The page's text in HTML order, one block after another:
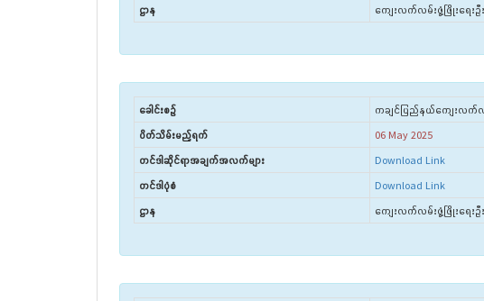
ဌာန
ကျေးလက်လမ်းဖွံ့ဖြိုးရေးဦး
ခေါင်းစဉ်
ကချင်ပြည်နယ်ကျေးလက်လ
ပိတ်သိမ်းမည့်ရက်
06 May 2025
တင်ဒါဆိုင်ရာအချက်အလက်များ
Download Link
တင်ဒါပုံစံ
Download Link
ဌာန
ကျေးလက်လမ်းဖွံ့ဖြိုးရေးဦး